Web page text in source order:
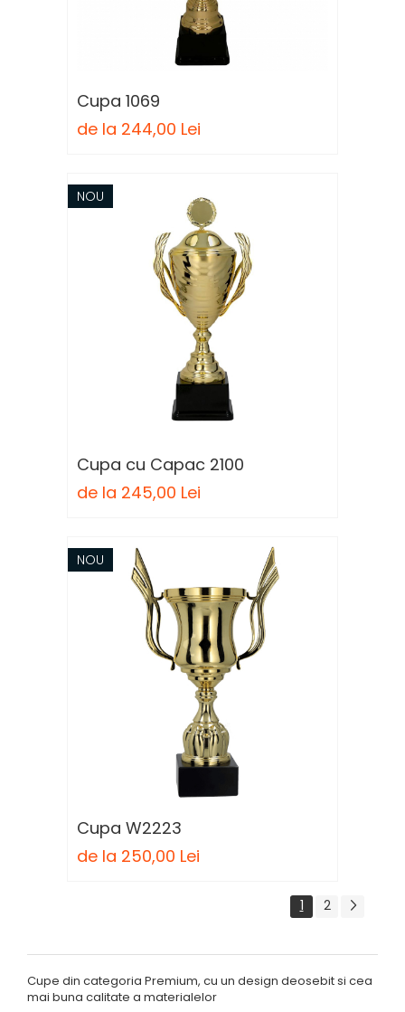
Cupa 1069
de la 244,00 Lei
NOU
Cupa cu Capac 2100
de la 245,00 Lei
NOU
Cupa W2223
de la 250,00 Lei
1 2
Cupe din categoria Premium, cu un design deosebit si cea
mai buna calitate a materialelor